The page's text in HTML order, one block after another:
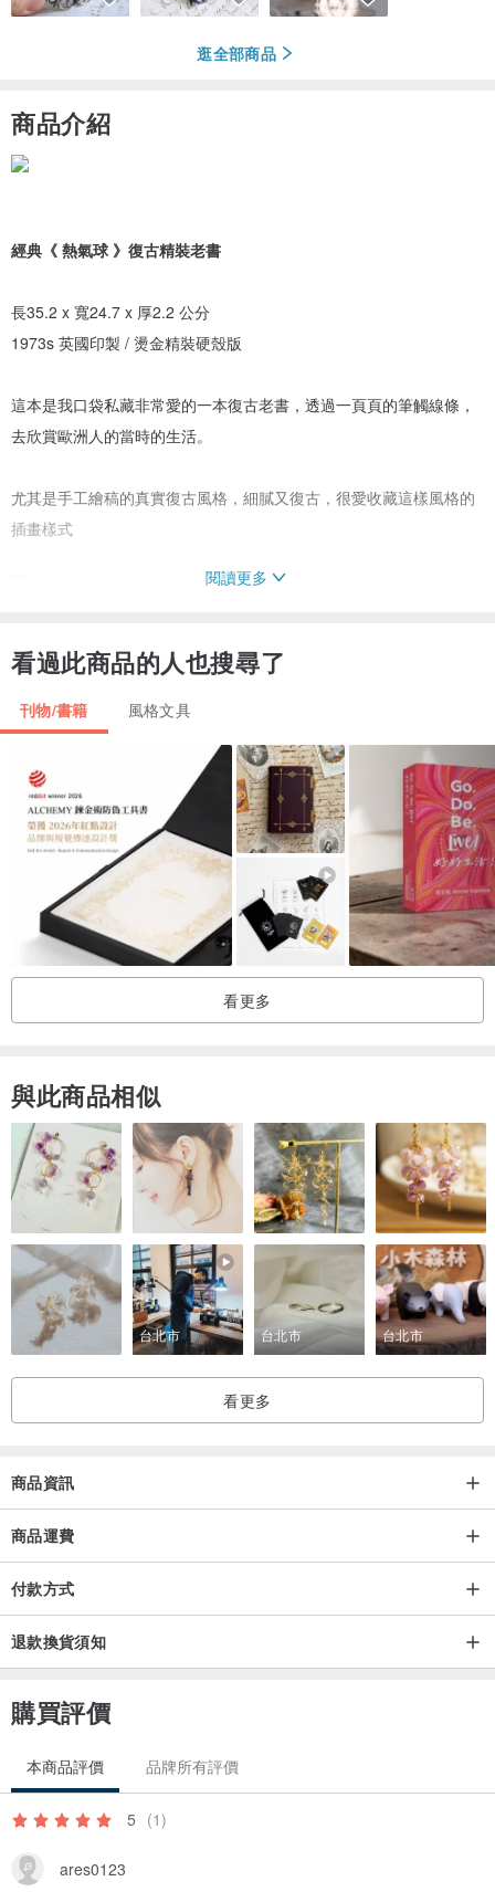
逛全部商品
商品介紹
經典《 熱氣球 》復古精裝老書
長35.2 x 寬24.7 x 厚2.2 公分
1973s 英國印製 / 燙金精裝硬殼版
這本是我口袋私藏非常愛的一本復古老書，透過一頁頁的筆觸線條，
去欣賞歐洲人的當時的生活。
尤其是手工繪稿的真實復古風格，細膩又復古，很愛收藏這樣風格的
插畫樣式
如果你也喜歡熱氣球，這本書要大力用力推薦你!!
講述過往18世紀~20世紀近代的發展，
那生活化的插畫紀錄，
例如：
// 熱氣球升空的無限美好與想像 //
一一被在筆下紀實呈現。
人們對於飛翔，一直是非常渴望
對於天空也總是充滿各種想像
這本書收錄了百年來關於熱氣球在當代的生活插畫繪製
而且精裝超大本、閱讀起來很滿足
尤其，這本老書品項和內容非常良好，
私心覺得是圖書館收藏等級
閱讀更多
看過此商品的人也搜尋了
刊物/書籍 風格文具
看更多
與此商品相似
台北市 台北市 台北市
看更多
商品資訊
商品運費
付款方式
退款換貨須知
購買評價
本商品評價 品牌所有評價
5 (1)
ares0123